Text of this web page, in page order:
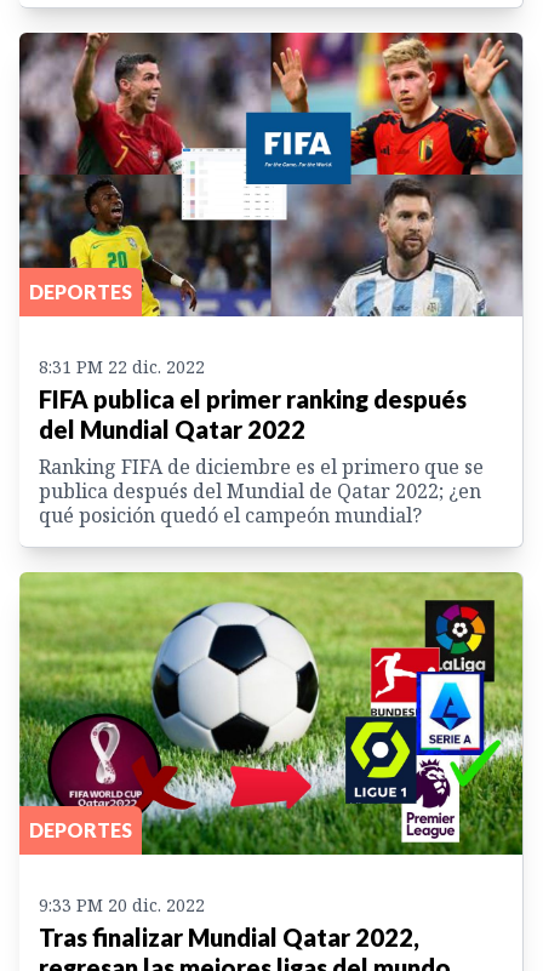
DEPORTES
8:31 PM 22 dic. 2022
FIFA publica el primer ranking después
del Mundial Qatar 2022
Ranking FIFA de diciembre es el primero que se
publica después del Mundial de Qatar 2022; ¿en
qué posición quedó el campeón mundial?
DEPORTES
9:33 PM 20 dic. 2022
Tras finalizar Mundial Qatar 2022,